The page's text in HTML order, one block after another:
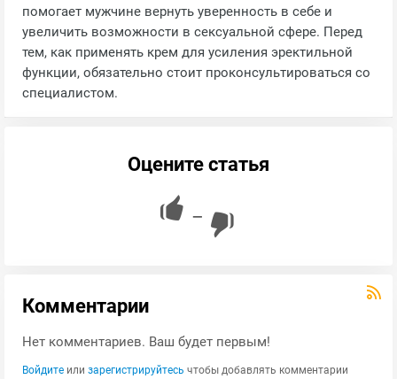
помогает мужчине вернуть уверенность в себе и
увеличить возможности в сексуальной сфере. Перед
тем, как применять крем для усиления эректильной
функции, обязательно стоит проконсультироваться со
специалистом.
Оцените статья
—
Комментарии
Нет комментариев. Ваш будет первым!
Войдите или зарегистрируйтесь чтобы добавлять комментарии